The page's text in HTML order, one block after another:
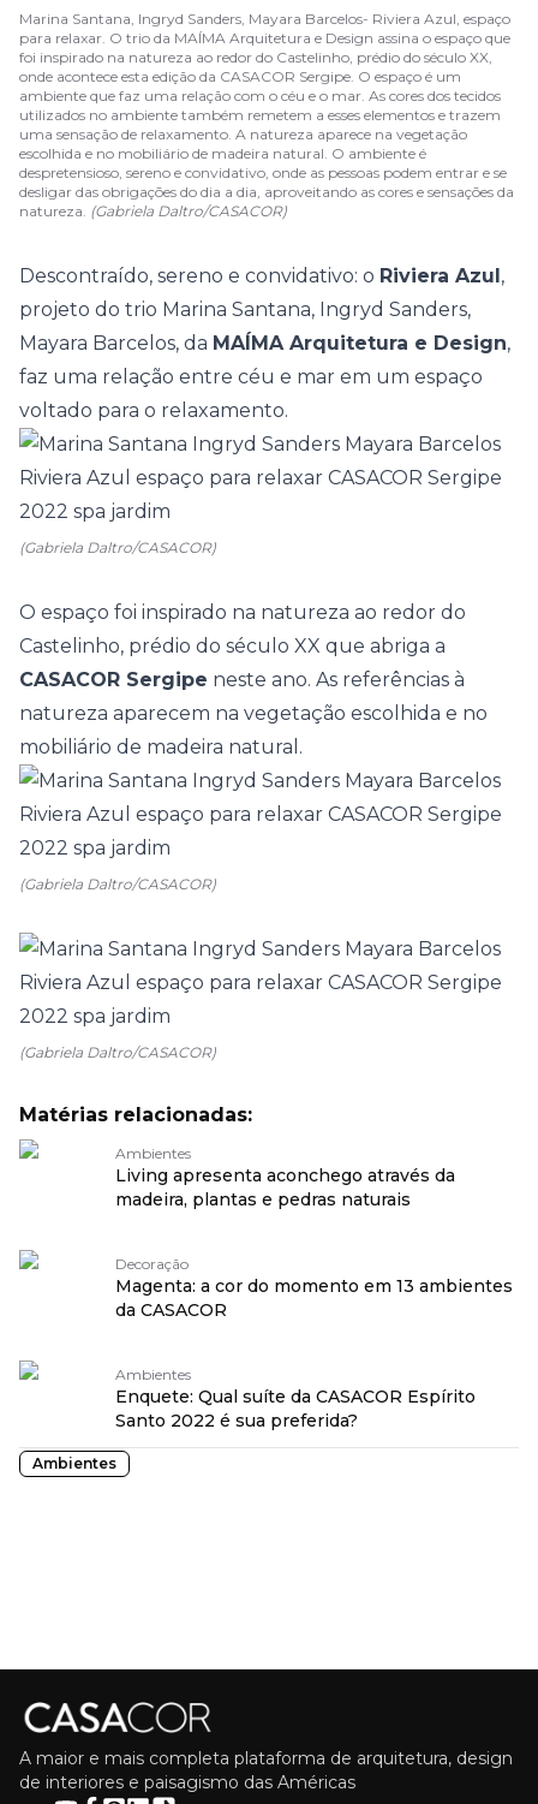
Marina Santana, Ingryd Sanders, Mayara Barcelos- Riviera Azul, espaço
para relaxar. O trio da MAÍMA Arquitetura e Design assina o espaço que
foi inspirado na natureza ao redor do Castelinho, prédio do século XX,
onde acontece esta edição da CASACOR Sergipe. O espaço é um
ambiente que faz uma relação com o céu e o mar. As cores dos tecidos
utilizados no ambiente também remetem a esses elementos e trazem
uma sensação de relaxamento. A natureza aparece na vegetação
escolhida e no mobiliário de madeira natural. O ambiente é
despretensioso, sereno e convidativo, onde as pessoas podem entrar e se
desligar das obrigações do dia a dia, aproveitando as cores e sensações da
natureza. (Gabriela Daltro/CASACOR)
Descontraído, sereno e convidativo: o Riviera Azul,
projeto do trio Marina Santana, Ingryd Sanders,
Mayara Barcelos, da MAÍMA Arquitetura e Design,
faz uma relação entre céu e mar em um espaço
voltado para o relaxamento.
(Gabriela Daltro/CASACOR)
O espaço foi inspirado na natureza ao redor do
Castelinho, prédio do século XX que abriga a
CASACOR Sergipe neste ano. As referências à
natureza aparecem na vegetação escolhida e no
mobiliário de madeira natural.
(Gabriela Daltro/CASACOR)
(Gabriela Daltro/CASACOR)
Matérias relacionadas:
Ambientes
Living apresenta aconchego através da
madeira, plantas e pedras naturais
Decoração
Magenta: a cor do momento em 13 ambientes
da CASACOR
Ambientes
Enquete: Qual suíte da CASACOR Espírito
Santo 2022 é sua preferida?
Ambientes
A maior e mais completa plataforma de arquitetura, design
de interiores e paisagismo das Américas